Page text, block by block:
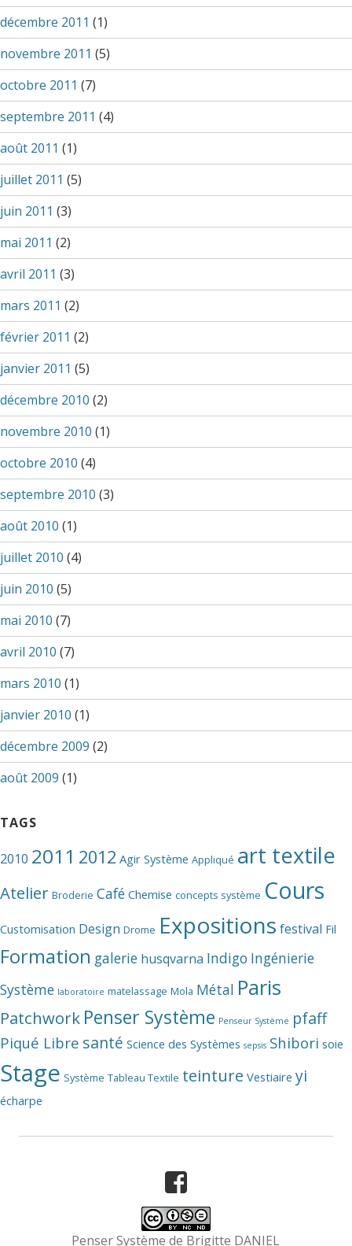
décembre 2011 (1)
novembre 2011 (5)
octobre 2011 (7)
septembre 2011 (4)
août 2011 (1)
juillet 2011 (5)
juin 2011 (3)
mai 2011 (2)
avril 2011 (3)
mars 2011 (2)
février 2011 (2)
janvier 2011 (5)
décembre 2010 (2)
novembre 2010 (1)
octobre 2010 (4)
septembre 2010 (3)
août 2010 (1)
juillet 2010 (4)
juin 2010 (5)
mai 2010 (7)
avril 2010 (7)
mars 2010 (1)
janvier 2010 (1)
décembre 2009 (2)
août 2009 (1)
TAGS
2010 2011 2012 Agir Système Appliqué art textile
Atelier Broderie Café Chemise concepts système Cours
Customisation Design Drome Expositions festival Fil
Formation galerie husqvarna Indigo Ingénierie
Système laboratoire matelassage Mola Métal Paris
Patchwork Penser Système Penseur Système pfaff
Piqué Libre santé Science des Systèmes sepsis Shibori soie
Stage Système Tableau Textile teinture Vestiaire yi
écharpe
Facebook
Penser Système de Brigitte DANIEL